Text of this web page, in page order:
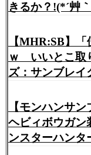
きるか？!(*´艸
【MHR:SB】
ｗ いいとこ取
ズ：サンブレイ
【モンハンサ
ヘビィボウガン
ンスターハンタ